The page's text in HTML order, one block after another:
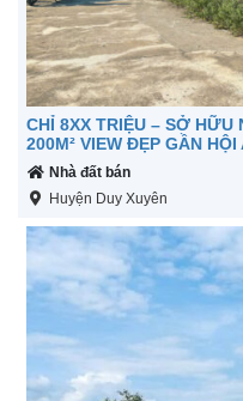
CHỈ 8XX TRIỆU – SỞ HỮU
200M² VIEW ĐẸP GẦN HỘI
Nhà đất bán
Huyện Duy Xuyên